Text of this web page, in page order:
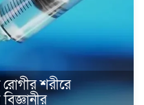
রোগীর শরীরে